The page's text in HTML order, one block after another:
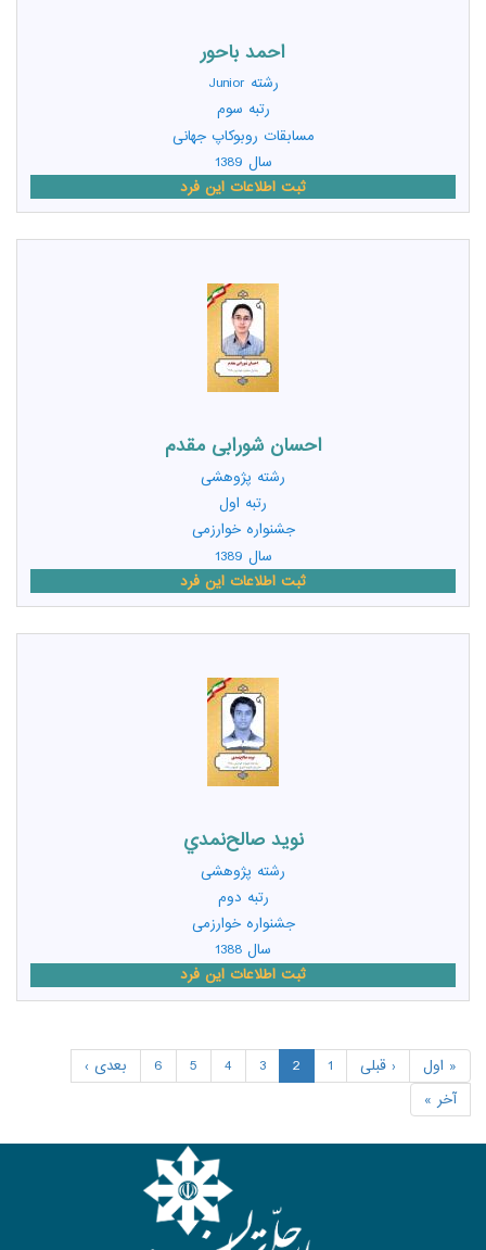
احمد باحور
رشته Junior
رتبه سوم
مسابقات روبوکاپ جهانی
سال 1389
ثبت اطلاعات این فرد
احسان شورابی مقدم
رشته پژوهشی
رتبه اول
جشنواره خوارزمی
سال 1389
ثبت اطلاعات این فرد
نويد صالح‌نمدي
رشته پژوهشی
رتبه دوم
جشنواره خوارزمی
سال 1388
ثبت اطلاعات این فرد
« اول ‹ قبلی 1
2
3
4
5
6
بعدی ›
آخر »